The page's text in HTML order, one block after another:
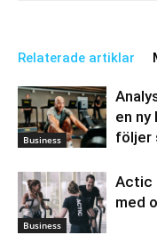
Relaterade artiklar
Business
en
följer
Business
Actic
med